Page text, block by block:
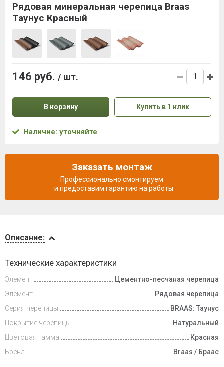
и оплата
Описание:
Технические характеристики
Элемент
Цементно-песчаная черепица
Элемент
Рядовая черепица
Серия черепицы
BRAAS: Таунус
Покрытие черепицы
Натуральный
Цветовая гамма
Красная
Бренд
Braas / Браас
Рядовая минеральная черепица Braas
Таунус Красный
146 руб. / шт.
В корзину Купить в 1 клик
Наличие: уточняйте
Заказать монтаж
Профессионально смонтируем
и предоставим гарантию на работы